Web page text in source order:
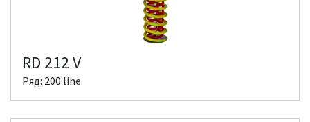
RD 212 V
Ряд: 200 line